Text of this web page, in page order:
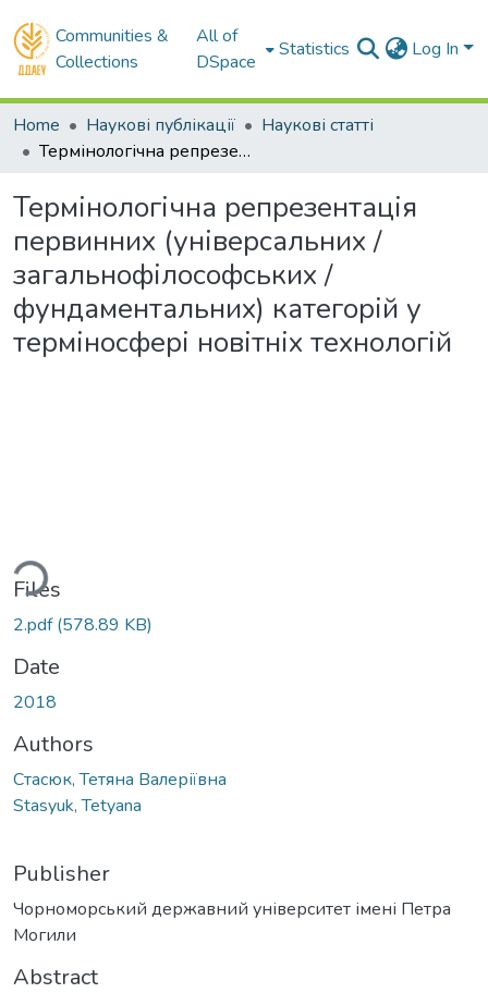
Communities &
Collections
All of
DSpace
Statistics Log In
Home Наукові публікації
Наукові статті
Термінологічна репрезентація первинних (універсальних / загальнофілософських / фундаментальних) категорій у терміносфері новітніх технологій
Термінологічна репрезентація
первинних (універсальних /
загальнофілософських /
фундаментальних) категорій у
терміносфері новітніх технологій
Loading...
Files
2.pdf(578.89 KB)
Date
2018
Authors
Стасюк, Тетяна Валеріївна
Stasyuk, Tetyana
Publisher
Чорноморський державний університет імені Петра
Могили
Abstract